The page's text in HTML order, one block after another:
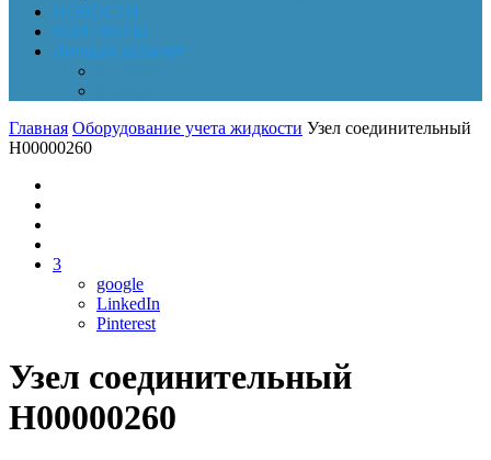
НОВОСТИ
КОНТАКТЫ
Личный кабинет
Главная Оборудование учета жидкости Узел соединительный
Н00000260
3
google
LinkedIn
Pinterest
Узел соединительный
Н00000260